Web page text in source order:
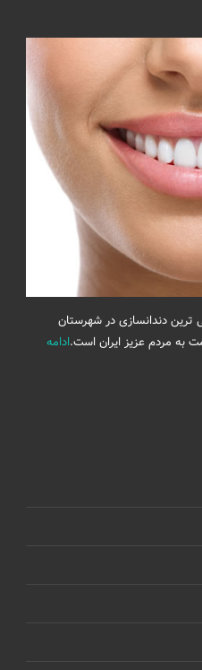
ترین دندانسازی در شهرستان
ادامه